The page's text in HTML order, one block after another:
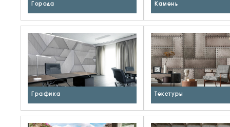
Города Камень
Графика Текстуры